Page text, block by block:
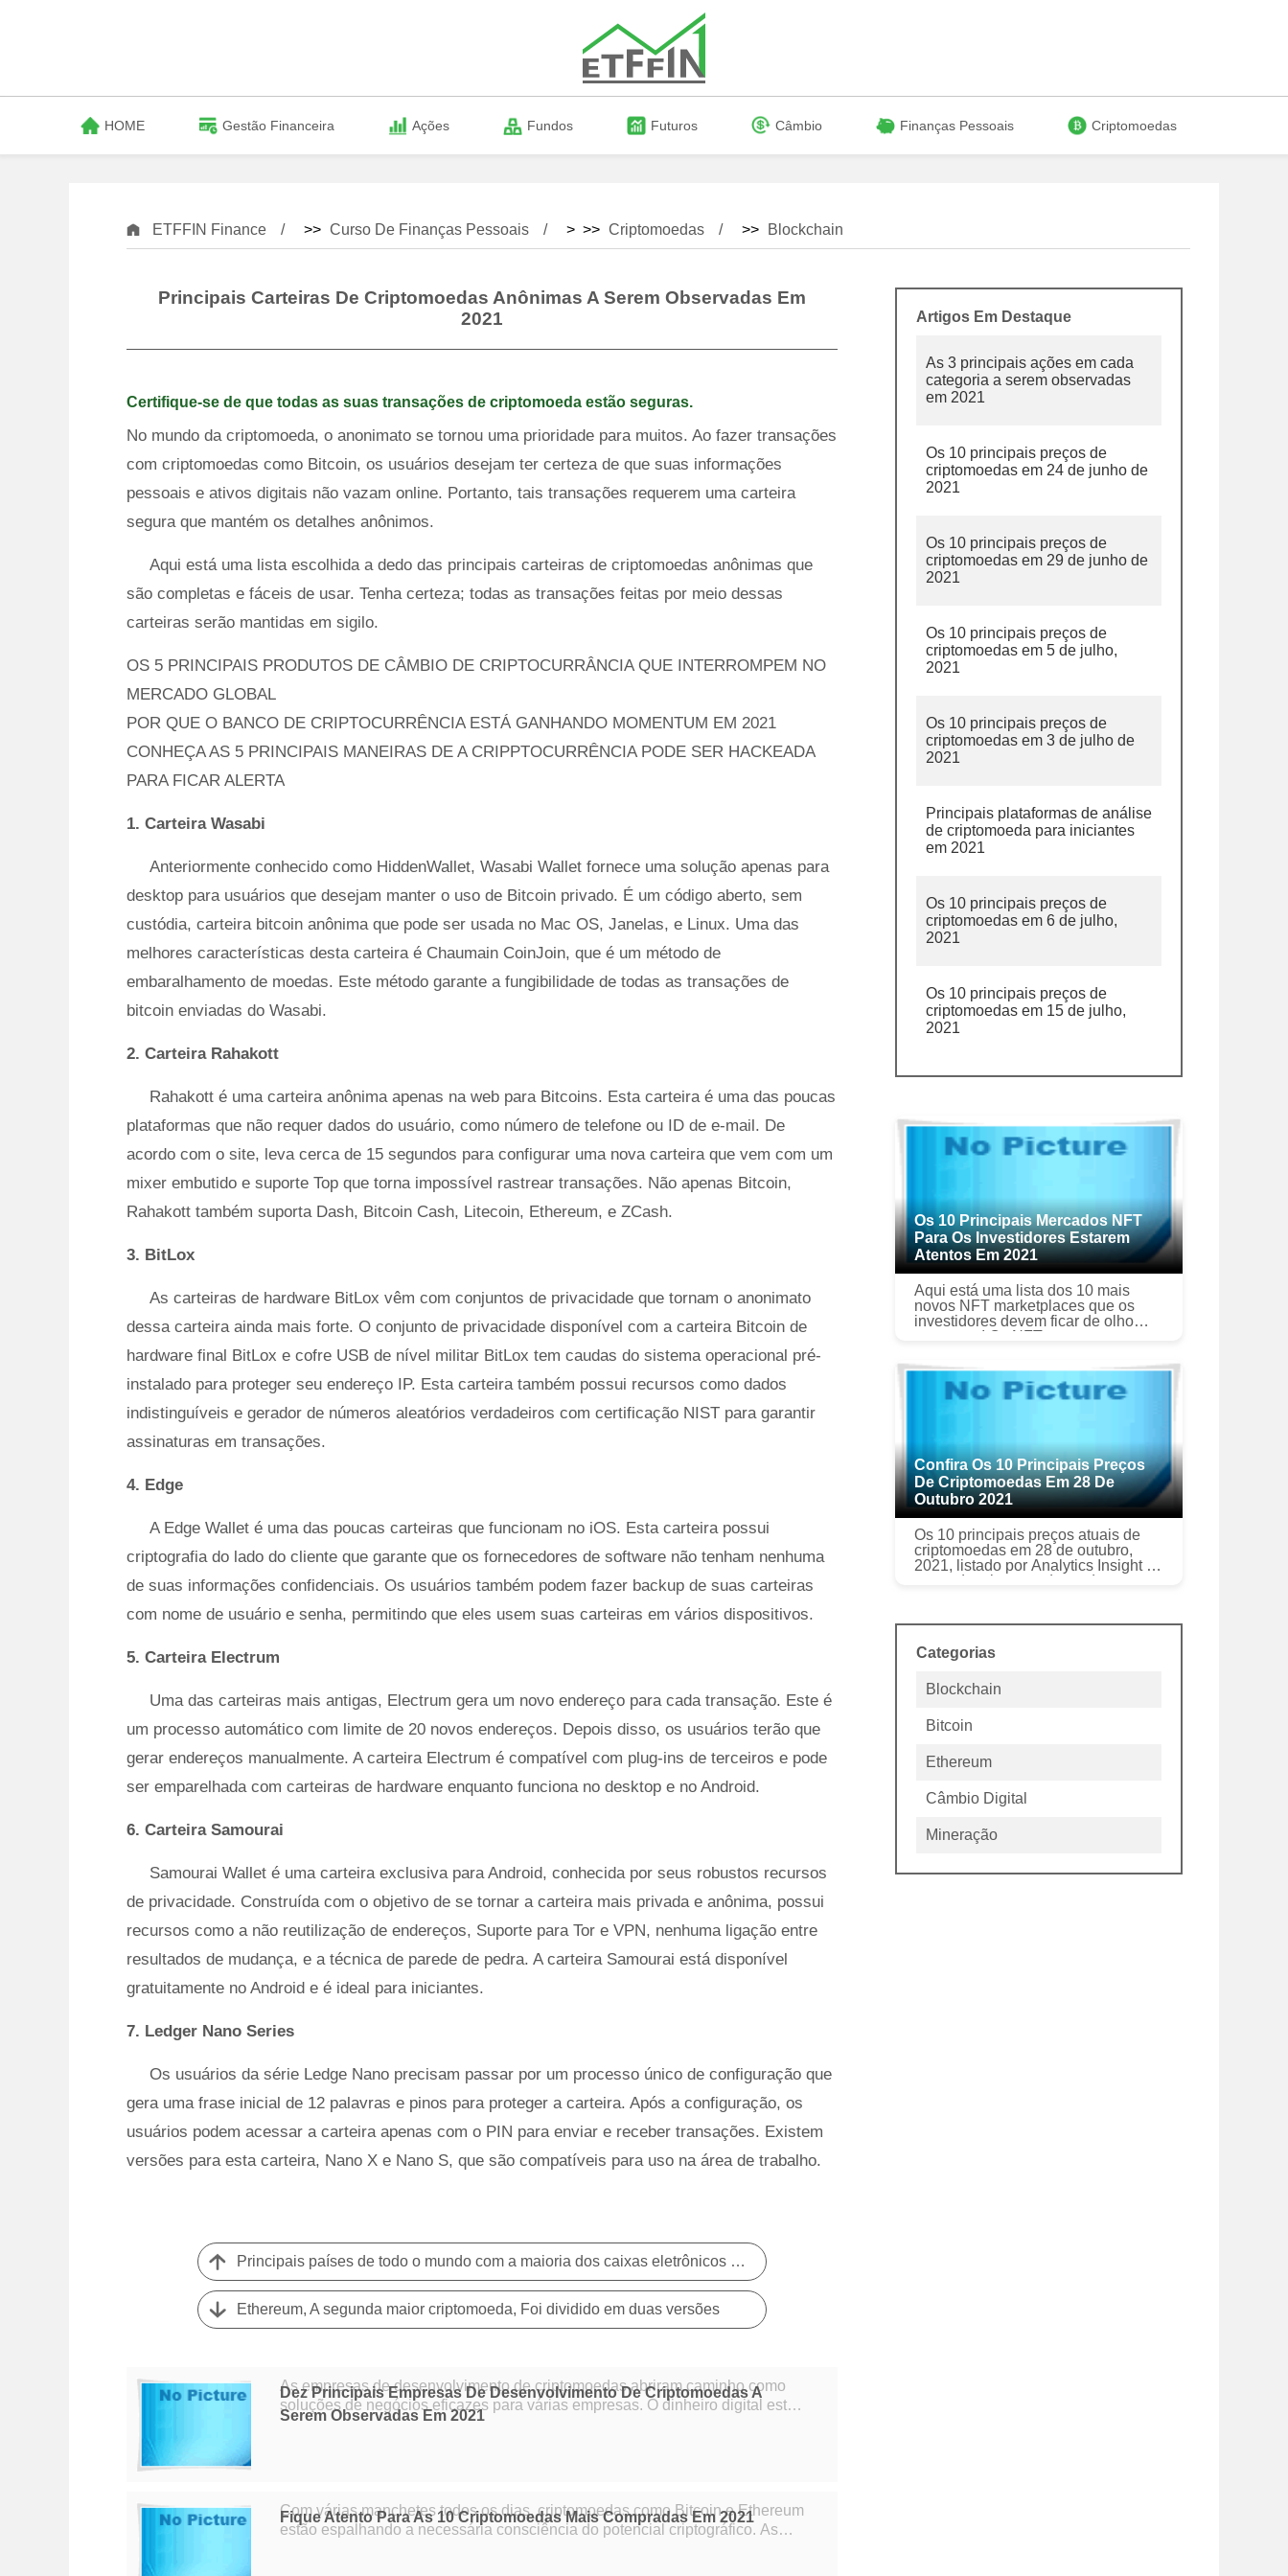
HOME Gestão Financeira Ações Fundos Futuros Câmbio Finanças Pessoais Criptomoedas
ETFFIN Finance >> Curso De Finanças Pessoais > >> Criptomoedas >> Blockchain
Principais Carteiras De Criptomoedas Anônimas A Serem Observadas Em
2021
Certifique-se de que todas as suas transações de criptomoeda estão seguras.
No mundo da criptomoeda, o anonimato se tornou uma prioridade para muitos. Ao fazer transações
com criptomoedas como Bitcoin, os usuários desejam ter certeza de que suas informações
pessoais e ativos digitais não vazam online. Portanto, tais transações requerem uma carteira
segura que mantém os detalhes anônimos.
Aqui está uma lista escolhida a dedo das principais carteiras de criptomoedas anônimas que
são completas e fáceis de usar. Tenha certeza; todas as transações feitas por meio dessas
carteiras serão mantidas em sigilo.
OS 5 PRINCIPAIS PRODUTOS DE CÂMBIO DE CRIPTOCURRÂNCIA QUE INTERROMPEM NO
MERCADO GLOBAL
POR QUE O BANCO DE CRIPTOCURRÊNCIA ESTÁ GANHANDO MOMENTUM EM 2021
CONHEÇA AS 5 PRINCIPAIS MANEIRAS DE A CRIPPTOCURRÊNCIA PODE SER HACKEADA
PARA FICAR ALERTA
1. Carteira Wasabi
Anteriormente conhecido como HiddenWallet, Wasabi Wallet fornece uma solução apenas para
desktop para usuários que desejam manter o uso de Bitcoin privado. É um código aberto, sem
custódia, carteira bitcoin anônima que pode ser usada no Mac OS, Janelas, e Linux. Uma das
melhores características desta carteira é Chaumain CoinJoin, que é um método de
embaralhamento de moedas. Este método garante a fungibilidade de todas as transações de
bitcoin enviadas do Wasabi.
2. Carteira Rahakott
Rahakott é uma carteira anônima apenas na web para Bitcoins. Esta carteira é uma das poucas
plataformas que não requer dados do usuário, como número de telefone ou ID de e-mail. De
acordo com o site, leva cerca de 15 segundos para configurar uma nova carteira que vem com um
mixer embutido e suporte Top que torna impossível rastrear transações. Não apenas Bitcoin,
Rahakott também suporta Dash, Bitcoin Cash, Litecoin, Ethereum, e ZCash.
3. BitLox
As carteiras de hardware BitLox vêm com conjuntos de privacidade que tornam o anonimato
dessa carteira ainda mais forte. O conjunto de privacidade disponível com a carteira Bitcoin de
hardware final BitLox e cofre USB de nível militar BitLox tem caudas do sistema operacional pré-
instalado para proteger seu endereço IP. Esta carteira também possui recursos como dados
indistinguíveis e gerador de números aleatórios verdadeiros com certificação NIST para garantir
assinaturas em transações.
4. Edge
A Edge Wallet é uma das poucas carteiras que funcionam no iOS. Esta carteira possui
criptografia do lado do cliente que garante que os fornecedores de software não tenham nenhuma
de suas informações confidenciais. Os usuários também podem fazer backup de suas carteiras
com nome de usuário e senha, permitindo que eles usem suas carteiras em vários dispositivos.
5. Carteira Electrum
Uma das carteiras mais antigas, Electrum gera um novo endereço para cada transação. Este é
um processo automático com limite de 20 novos endereços. Depois disso, os usuários terão que
gerar endereços manualmente. A carteira Electrum é compatível com plug-ins de terceiros e pode
ser emparelhada com carteiras de hardware enquanto funciona no desktop e no Android.
6. Carteira Samourai
Samourai Wallet é uma carteira exclusiva para Android, conhecida por seus robustos recursos
de privacidade. Construída com o objetivo de se tornar a carteira mais privada e anônima, possui
recursos como a não reutilização de endereços, Suporte para Tor e VPN, nenhuma ligação entre
resultados de mudança, e a técnica de parede de pedra. A carteira Samourai está disponível
gratuitamente no Android e é ideal para iniciantes.
7. Ledger Nano Series
Os usuários da série Ledge Nano precisam passar por um processo único de configuração que
gera uma frase inicial de 12 palavras e pinos para proteger a carteira. Após a configuração, os
usuários podem acessar a carteira apenas com o PIN para enviar e receber transações. Existem
versões para esta carteira, Nano X e Nano S, que são compatíveis para uso na área de trabalho.
Principais países de todo o mundo com a maioria dos caixas eletrônicos criptomoeda
Ethereum, A segunda maior criptomoeda, Foi dividido em duas versões
Dez Principais Empresas De Desenvolvimento De Criptomoedas A
Serem Observadas Em 2021
As empresas de desenvolvimento de criptomoedas abriram caminho como
soluções de negócios eficazes para várias empresas. O dinheiro digital está
governando o mercado econômico atual. Numerosos bancos
Fique Atento Para As 10 Criptomoedas Mais Compradas Em 2021
Com várias manchetes todos os dias, criptomoedas como Bitcoin e Ethereum
estão espalhando a necessária consciência do potencial criptográfico. As
Artigos Em Destaque
As 3 principais ações em cada
categoria a serem observadas
em 2021
Os 10 principais preços de
criptomoedas em 24 de junho de
2021
Os 10 principais preços de
criptomoedas em 29 de junho de
2021
Os 10 principais preços de
criptomoedas em 5 de julho,
2021
Os 10 principais preços de
criptomoedas em 3 de julho de
2021
Principais plataformas de análise
de criptomoeda para iniciantes
em 2021
Os 10 principais preços de
criptomoedas em 6 de julho,
2021
Os 10 principais preços de
criptomoedas em 15 de julho,
2021
Os 10 Principais Mercados NFT
Para Os Investidores Estarem
Atentos Em 2021
Aqui está uma lista dos 10 mais
novos NFT marketplaces que os
investidores devem ficar de olho
neste ano! Os NFTs se tornaram um
indústria de criptomoedas e block...
Confira Os 10 Principais Preços
De Criptomoedas Em 28 De
Outubro 2021
Os 10 principais preços atuais de
criptomoedas em 28 de outubro,
2021, listado por Analytics Insight O
preço da criptomoeda muda com
Categorias
Blockchain
Bitcoin
Ethereum
Câmbio Digital
Mineração